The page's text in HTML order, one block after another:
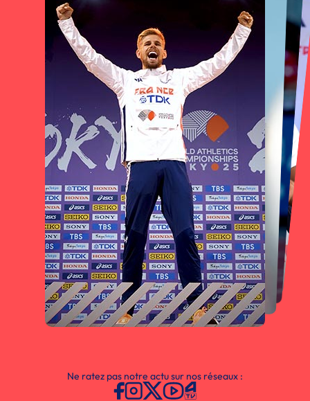
Ne ratez pas notre actu sur nos réseaux :